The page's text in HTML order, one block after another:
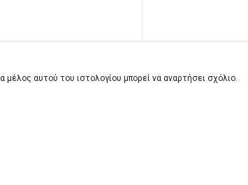
αυτού του ιστολογίου μπορεί να αναρτήσει σχόλιο.